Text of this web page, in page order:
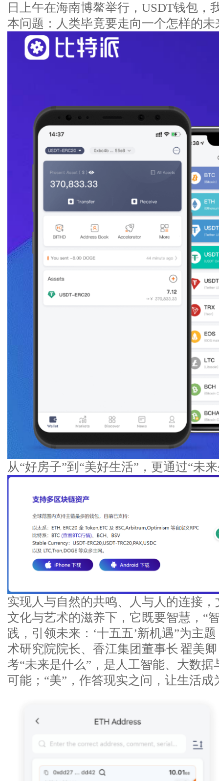
日上午在海南博鳌举行，USDT钱包，
本问题：人类毕竟要走向一个怎样的
从“好房子”到“美好生活”，更通过“未
实现人与自然的共鸣、人与人的连接
文化与艺术的滋养下，它既要智慧，“
践，引领未来：‘十五五’新机遇”为主
术研究院院长、香江集团董事长 翟美
考“未来是什么”，是人工智能、大数
可能；“美”，作答现实之问，让生活成